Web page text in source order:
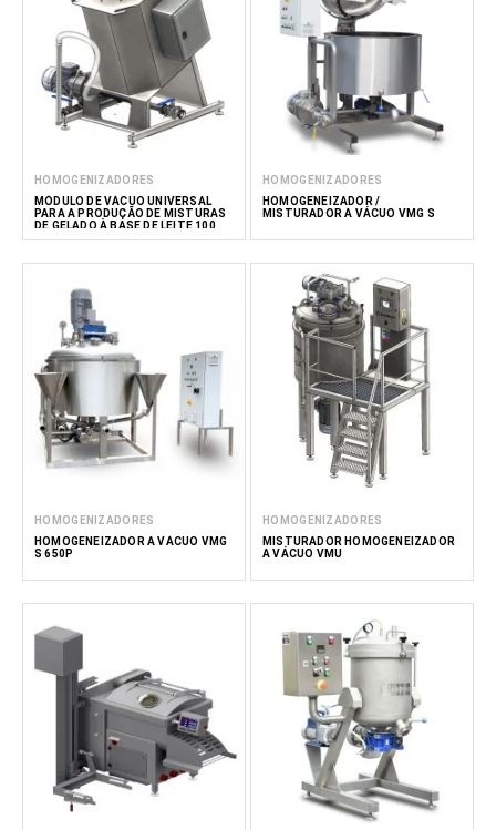
HOMOGENIZADORES
MÓDULO DE VÁCUO UNIVERSAL
PARA A PRODUÇÃO DE MISTURAS
DE GELADO À BASE DE LEITE 100
HOMOGENIZADORES
HOMOGENEIZADOR /
MISTURADOR A VÁCUO VMG S
HOMOGENIZADORES
HOMOGENEIZADOR A VÁCUO VMG
S 650P
HOMOGENIZADORES
MISTURADOR HOMOGENEIZADOR
A VÁCUO VMU